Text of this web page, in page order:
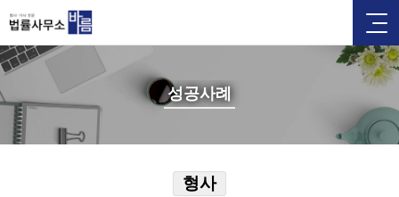
성공사례
형사